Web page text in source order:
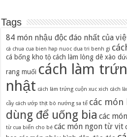
Tags
84 món nhậu độc đáo nhất của
cà chua cua bien hap nuoc dua tri benh gi
cá bống kho tộ cách làm lòng dê xào
rang muối cách làm
nhật cách làm trứng cuộn xuc xich cách
cầy cách ướp thịt bò nướng sa tế các món
dùng để uống bia các
từ cua biển cho bé các món ngon từ vịt